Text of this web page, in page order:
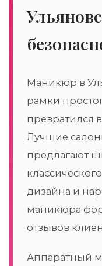
Маникюр в
рамки
превратился
Лучшие
предлагают
дизайна и
маникюра
отзывов
Аппаратный